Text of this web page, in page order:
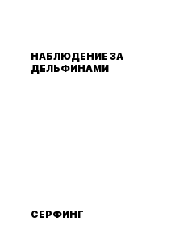
НАБЛЮДЕНИЕ ЗА
ДЕЛЬФИНАМИ
СЕРФИНГ